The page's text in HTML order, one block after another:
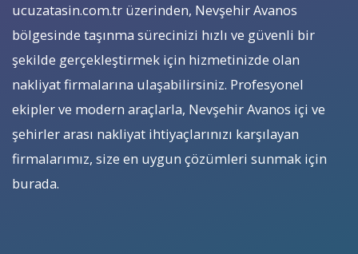
ucuzatasin.com.tr üzerinden, Nevşehir Avanos
bölgesinde taşınma sürecinizi hızlı ve güvenli bir
şekilde gerçekleştirmek için hizmetinizde olan
nakliyat firmalarına ulaşabilirsiniz. Profesyonel
ekipler ve modern araçlarla, Nevşehir Avanos içi ve
şehirler arası nakliyat ihtiyaçlarınızı karşılayan
firmalarımız, size en uygun çözümleri sunmak için
burada.